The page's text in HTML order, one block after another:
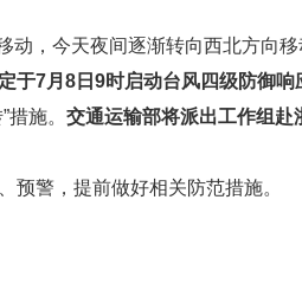
动，今天夜间逐渐转向西北方向
于7月8日9时启动台风四级防御响
施。 交通运输部将派出工作组赴
预警，提前做好相关防范措施。